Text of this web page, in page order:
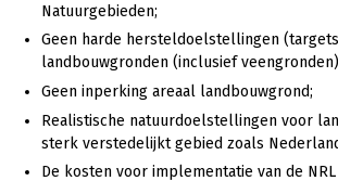
Natuurgebieden;
Geen harde hersteldoelstellingen
landbouwgronden (inclusief
Geen inperking areaal landbouwgrond;
Realistische natuurdoelstellingen voor
sterk verstedelijkt gebied zoals
De kosten voor implementatie van de